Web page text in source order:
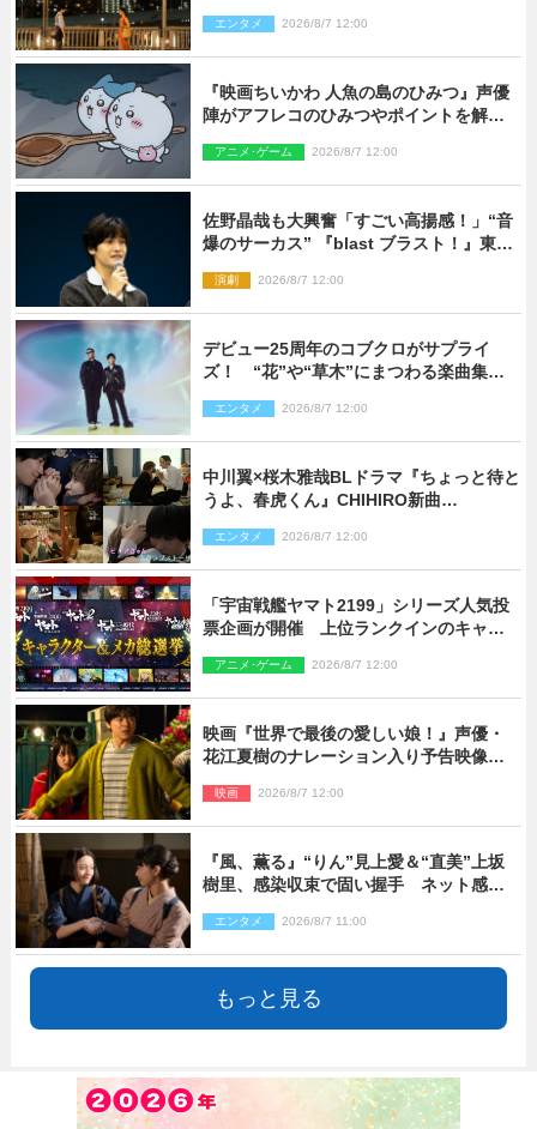
エンタメ 2026/8/7 12:00
『映画ちいかわ 人魚の島のひみつ』声優
陣がアフレコのひみつやポイントを解
アニメ･ゲーム 2026/8/7 12:00
佐野晶哉も大興奮「すごい高揚感！」“音
爆のサーカス” 『blast ブラスト！』東京
演劇 2026/8/7 12:00
デビュー25周年のコブクロがサプライ
ズ！ “花”や“草木”にまつわる楽曲集め
信リリース
エンタメ 2026/8/7 12:00
中川翼×桜木雅哉BLドラマ『ちょっと待と
うよ、春虎くん』CHIHIRO新曲
エンタメ 2026/8/7 12:00
「宇宙戦艦ヤマト2199」シリーズ人気投
票企画が開催 上位ランクインのキャラ
を制作
アニメ･ゲーム 2026/8/7 12:00
映画『世界で最後の愛しい娘！』声優・
花江夏樹のナレーション入り予告映像解
い！」
映画 2026/8/7 12:00
『風、薫る』“りん”見上愛＆“直美”上坂
樹里、感染収束で固い握手 ネット感動
エンタメ 2026/8/7 11:00
もっと見る